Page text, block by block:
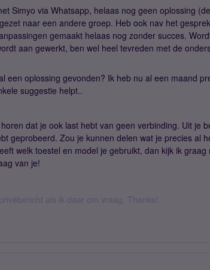
Simyo via Whatsapp, helaas nog geen oplossing
naar een andere groep. Heb ook nav het
gemaakt helaas nog zonder succes.
aan gewerkt, ben wel heel tevreden met de
een oplossing gevonden? Ik heb nu al een maand
suggestie helpt..
dat je ook last hebt van geen verbinding. Uit je
geprobeerd. Zou je kunnen delen wat je precies al
welk toestel en model je gebruikt, dan kijk ik
van je!
als ik daar om vraag. Thanks!